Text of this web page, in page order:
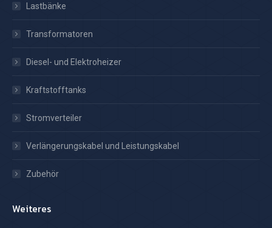
Lastbänke
Transformatoren
Diesel- und Elektroheizer
Kraftstofftanks
Stromverteiler
Verlängerungskabel und Leistungskabel
Zubehör
Weiteres